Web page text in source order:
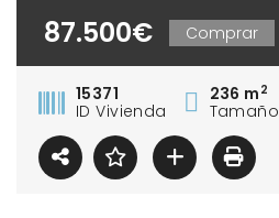
87.500€ Comprar
15371
ID Vivienda
236 m 2
Tamaño